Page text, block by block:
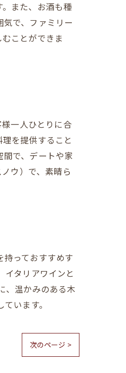
また、お酒も種
で、ファミリー
ことができま
一人ひとりに合
を提供すること
で、デートや家
ウ）で、素晴ら
持っておすすめす
イタリアワインと
、温かみのある木
います。
次のページ >